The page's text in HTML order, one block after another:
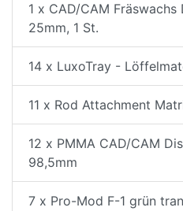
1 x CAD/CAM
25mm, 1 St.
14 x LuxoTray -
11 x Rod Attachment
12 x PMMA CAD/CAM
98,5mm
7 x Pro-Mod F-1 grün